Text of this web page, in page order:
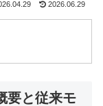
2026.06.29
要と従来モ